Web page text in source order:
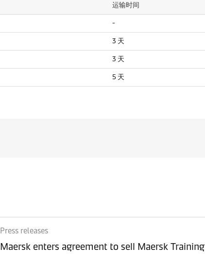
运输时间
-
3 天
3 天
5 天
Press releases
Maersk enters agreement to sell Maersk Training